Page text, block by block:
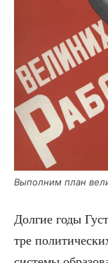
Выпол­ним план
Дол­гие годы
тре